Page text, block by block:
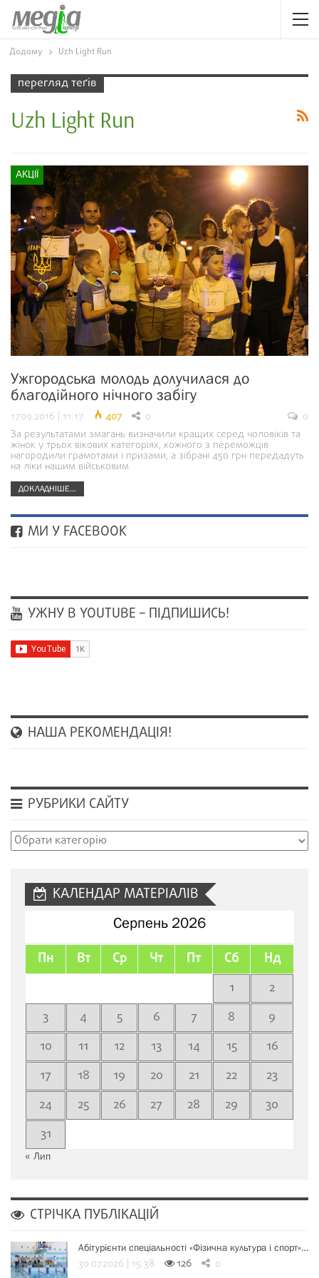
Додому Uzh Light Run
перегляд теґів
Uzh Light Run
АКЦІЇ
Ужгородська молодь долучилася до
благодійного нічного забігу
17.09.2016 | 11:17 407 0
0
За результатами змагань визначили кращих серед чоловіків та
жінок у трьох вікових категоріях, кожного з переможців
нагородили грамотами і призами, а зібрані 450 грн передадуть
на ліки нашим військовим
ДОКЛАДНІШЕ...
МИ У FACEBOOK
УЖНУ В YOUTUBE – ПІДПИШИСЬ!
НАША РЕКОМЕНДАЦІЯ!
РУБРИКИ САЙТУ
Рубрики
КАЛЕНДАР МАТЕРІАЛІВ
Серпень 2026
Пн Вт Ср Чт Пт Сб Нд
1
2
3
4 5 6 7 8
9
10
11 12 13 14 15
16
17
18 19 20 21 22
23
24
25 26 27 28 29
30
31
« Лип
СТРІЧКА ПУБЛІКАЦІЙ
Абітурієнти спеціальності «Фізична культура і спорт»…
30.07.2026 | 15:38 126 0